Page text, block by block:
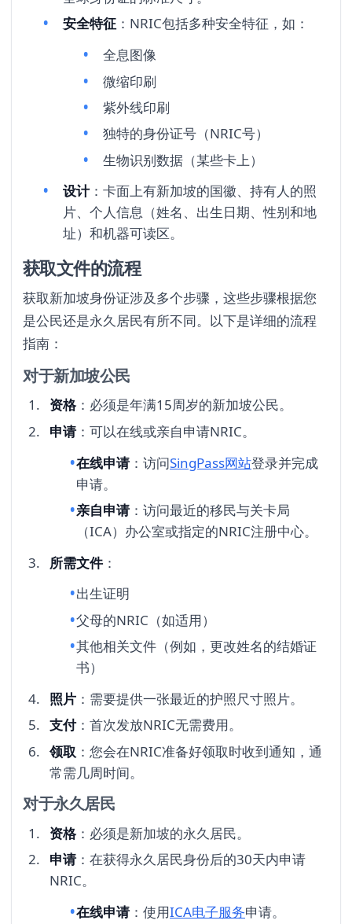
安全特征 ：NRIC包括多种安全特征，如：
全息图像
微缩印刷
紫外线印刷
独特的身份证号（NRIC号）
生物识别数据（某些卡上）
设计：卡面上有新加坡的国徽、持有人的照
片、个人信息（姓名、出生日期、性别和地
址）和机器可读区。
获取文件的流程
获取新加坡身份证涉及多个步骤，这些步骤根据您
是公民还是永久居民有所不同。以下是详细的流程
指南：
对于新加坡公民
资格 ：必须是年满15周岁的新加坡公民。
申请：可以在线或亲自申请NRIC。
在线申请：访问SingPass网站登录并完成
申请。
亲自申请：访问最近的移民与关卡局
（ICA）办公室或指定的NRIC注册中心。
所需文件 ：
出生证明
父母的NRIC（如适用）
其他相关文件（例如，更改姓名的结婚证
书）
照片 ：需要提供一张最近的护照尺寸照片。
支付：首次发放NRIC无需费用。
领取 ：您会在NRIC准备好领取时收到通知，通
常需几周时间。
对于永久居民
资格 ：必须是新加坡的永久居民。
申请：在获得永久居民身份后的30天内申请
NRIC。
在线申请：使用ICA电子服务申请。